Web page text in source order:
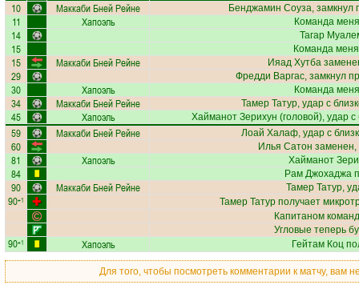
10 Маккаби Бней Рейне Бенджамин Соуза, замкнул
11 Хапоэль Команда
14 Тагар
15 Команда
15 Маккаби Бней Рейне Ияад Хутба
29 Фредди Варгас, замкнул
30 Хапоэль Команда
34 Маккаби Бней Рейне Тамер Татур, удар с
45 Хапоэль Хайманот Зерихун (головой), удар
59 Маккаби Бней Рейне Лоай Халаф, удар с
60 Илья Сатон
81 Хапоэль Хайманот
84 Рам Джохаджа
90 Маккаби Бней Рейне Тамер Татур,
90+1 Тамер Татурполучает
Капитаном
Угловые теперь
90+1 Хапоэль Гейтам Коц
Для того, чтобы посмотреть комментарии к матчу, вам